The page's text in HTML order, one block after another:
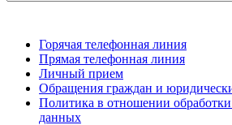
Горячая телефонная линия
Прямая телефонная линия
Личный прием
Обращения граждан и
Политика в отношении
данных